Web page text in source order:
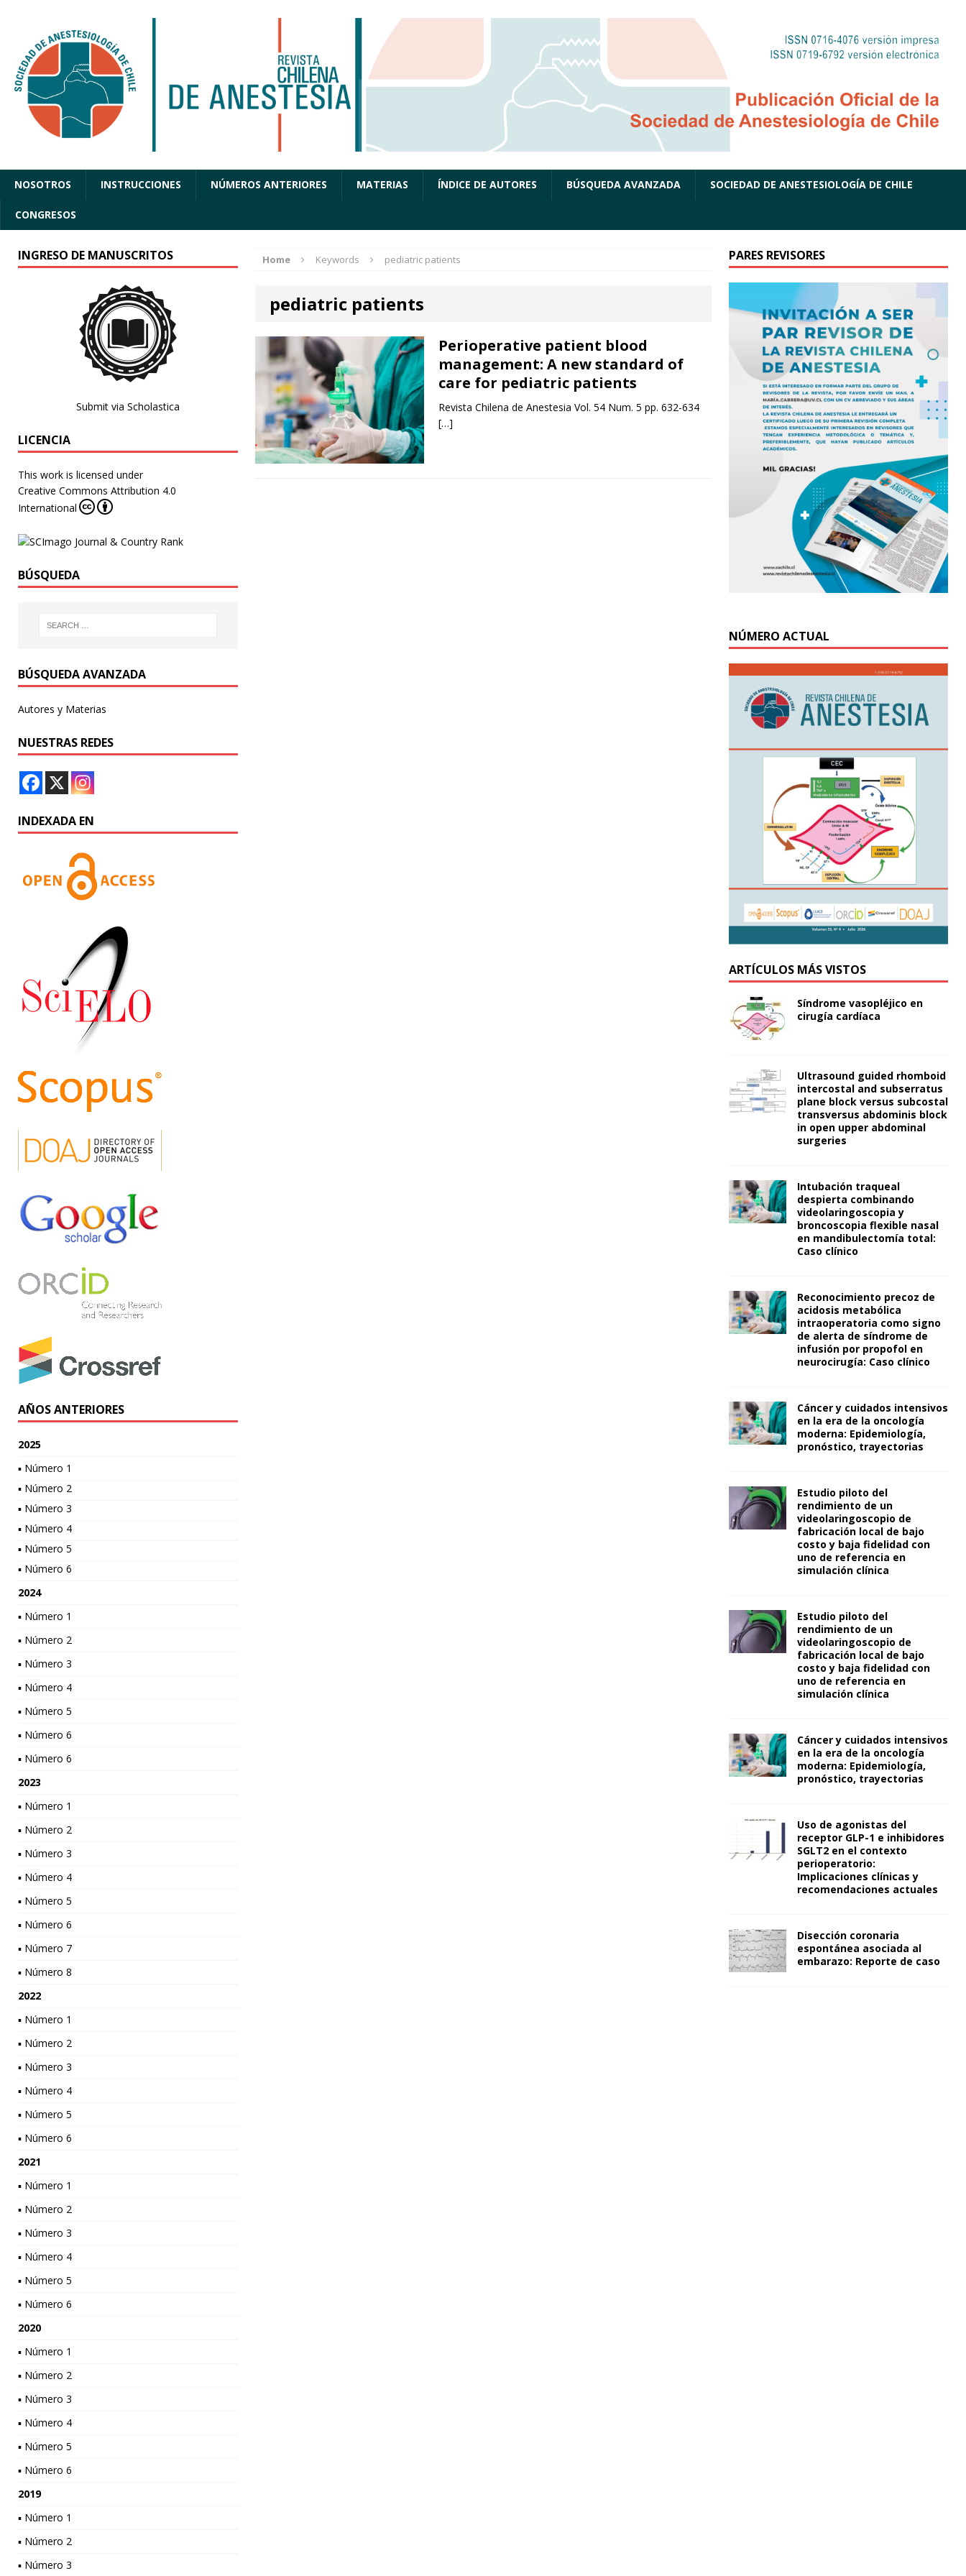
NOSOTROS INSTRUCCIONES NÚMEROS ANTERIORES MATERIAS ÍNDICE DE AUTORES BÚSQUEDA AVANZADA SOCIEDAD DE ANESTESIOLOGÍA DE CHILE
CONGRESOS
Home Keywords pediatric patients
pediatric patients
Perioperative patient blood
management: A new standard of
care for pediatric patients
Revista Chilena de Anestesia Vol. 54 Num. 5 pp. 632-634
[…]
INGRESO DE MANUSCRITOS
Submit via Scholastica
LICENCIA
This work is licensed under
Creative Commons Attribution 4.0
International
BÚSQUEDA
BÚSQUEDA AVANZADA
Autores y Materias
NUESTRAS REDES
INDEXADA EN
AÑOS ANTERIORES
2025
▪ Número 1
▪ Número 2
▪ Número 3
▪ Número 4
▪ Número 5
▪ Número 6
2024
▪ Número 1
▪ Número 2
▪ Número 3
▪ Número 4
▪ Número 5
▪ Número 6
▪ Número 6
2023
▪ Número 1
▪ Número 2
▪ Número 3
▪ Número 4
▪ Número 5
▪ Número 6
▪ Número 7
▪ Número 8
2022
▪ Número 1
▪ Número 2
▪ Número 3
▪ Número 4
▪ Número 5
▪ Número 6
2021
▪ Número 1
▪ Número 2
▪ Número 3
▪ Número 4
▪ Número 5
▪ Número 6
2020
▪ Número 1
▪ Número 2
▪ Número 3
▪ Número 4
▪ Número 5
▪ Número 6
2019
▪ Número 1
▪ Número 2
▪ Número 3
PARES REVISORES
NÚMERO ACTUAL
ARTÍCULOS MÁS VISTOS
Síndrome vasopléjico en
cirugía cardíaca
Ultrasound guided rhomboid
intercostal and subserratus
plane block versus subcostal
transversus abdominis block
in open upper abdominal
surgeries
Intubación traqueal
despierta combinando
videolaringoscopia y
broncoscopia flexible nasal
en mandibulectomía total:
Caso clínico
Reconocimiento precoz de
acidosis metabólica
intraoperatoria como signo
de alerta de síndrome de
infusión por propofol en
neurocirugía: Caso clínico
Cáncer y cuidados intensivos
en la era de la oncología
moderna: Epidemiología,
pronóstico, trayectorias
Estudio piloto del
rendimiento de un
videolaringoscopio de
fabricación local de bajo
costo y baja fidelidad con
uno de referencia en
simulación clínica
Estudio piloto del
rendimiento de un
videolaringoscopio de
fabricación local de bajo
costo y baja fidelidad con
uno de referencia en
simulación clínica
Cáncer y cuidados intensivos
en la era de la oncología
moderna: Epidemiología,
pronóstico, trayectorias
Uso de agonistas del
receptor GLP-1 e inhibidores
SGLT2 en el contexto
perioperatorio:
Implicaciones clínicas y
recomendaciones actuales
Disección coronaria
espontánea asociada al
embarazo: Reporte de caso